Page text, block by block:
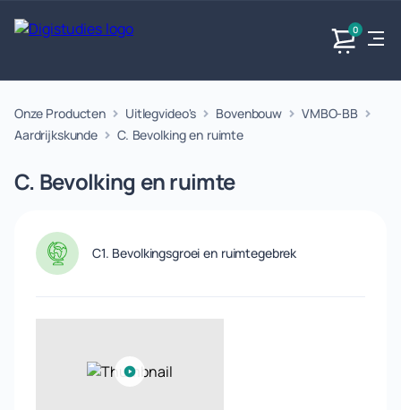
0
Exacte
vakken
vakken.
Taalvakken
vakken.
Maatschappijvakken
Geen vakken.
Producten
Onze Producten Uitlegvideo's Bovenbouw
VMBO-BB
Aardrijkskunde
C. Bevolking en ruimte
C. Bevolking en ruimte
C1. Bevolkingsgroei en ruimtegebrek